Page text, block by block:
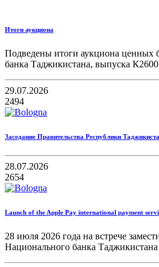
Итоги аукциона
Подведены итоги аукциона ценных
банка Таджикистана, выпуска
29.07.2026
2494
Заседание Правительства Республики
28.07.2026
2654
Launch of the Apple Pay international payment
28 июля 2026 года на встрече
Национального банка